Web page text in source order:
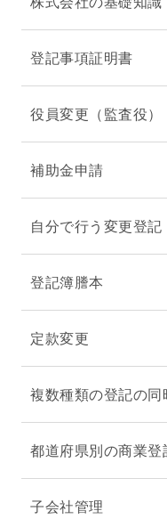
登記事項証明書
役員変更（監査役）
補助金申請
自分で行う変更登記
登記簿謄本
定款変更
複数種類の登記の同
都道府県別の商業
子会社管理